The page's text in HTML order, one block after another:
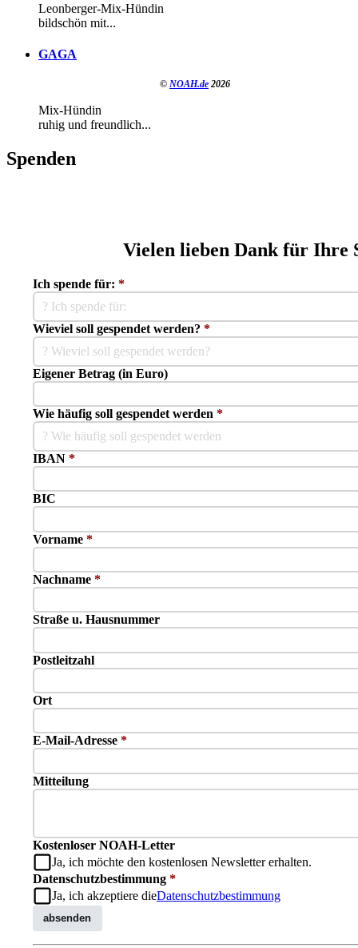
Leonberger-Mix-Hündin
bildschön mit...
GAGA
© NOAH.de 2026
Mix-Hündin
ruhig und freundlich...
Spenden
Vielen lieben Dank für Ihre
Ich spende für: *
? Ich spende für:
Wieviel soll gespendet werden? *
? Wieviel soll gespendet werden?
Eigener Betrag (in Euro)
Wie häufig soll gespendet werden *
? Wie häufig soll gespendet werden
IBAN *
BIC
Vorname *
Nachname *
Straße u. Hausnummer
Postleitzahl
Ort
E-Mail-Adresse *
Mitteilung
Kostenloser NOAH-Letter
Ja, ich möchte den kostenlosen Newsletter erhalten.
Datenschutzbestimmung *
Ja, ich akzeptiere dieDatenschutzbestimmung
absenden